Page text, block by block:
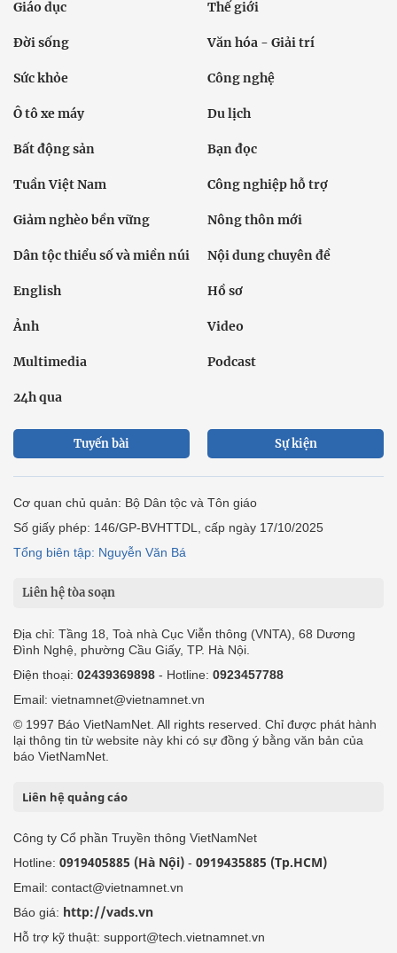
Giáo dục Thế giới
Đời sống Văn hóa - Giải trí
Sức khỏe Công nghệ
Ô tô xe máy Du lịch
Bất động sản Bạn đọc
Tuần Việt Nam Công nghiệp hỗ trợ
Giảm nghèo bền vững Nông thôn mới
Dân tộc thiểu số và miền núi Nội dung chuyên đề
English Hồ sơ
Ảnh Video
Multimedia Podcast
24h qua
Tuyến bài Sự kiện
Cơ quan chủ quản: Bộ Dân tộc và Tôn giáo
Số giấy phép: 146/GP-BVHTTDL, cấp ngày 17/10/2025
Tổng biên tập: Nguyễn Văn Bá
Liên hệ tòa soạn
Địa chỉ: Tầng 18, Toà nhà Cục Viễn thông (VNTA), 68 Dương
Đình Nghệ, phường Cầu Giấy, TP. Hà Nội.
Điện thoại: 02439369898 - Hotline: 0923457788
Email: vietnamnet@vietnamnet.vn
© 1997 Báo VietNamNet. All rights reserved. Chỉ được phát hành
lại thông tin từ website này khi có sự đồng ý bằng văn bản của
báo VietNamNet.
Liên hệ quảng cáo
Công ty Cổ phần Truyền thông VietNamNet
Hotline: 0919405885 (Hà Nội) - 0919435885 (Tp.HCM)
Email: contact@vietnamnet.vn
Báo giá: http://vads.vn
Hỗ trợ kỹ thuật: support@tech.vietnamnet.vn